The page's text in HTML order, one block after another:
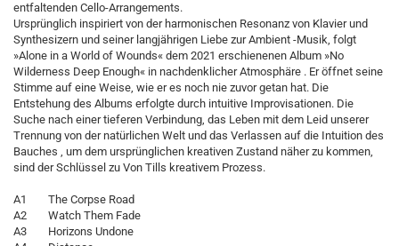
entfaltenden Cello-Arrangements.
Ursprünglich inspiriert von der harmonischen Resonanz von Klavier und
Synthesizern und seiner langjährigen Liebe zur Ambient -Musik, folgt
»Alone in a World of Wounds« dem 2021 erschienenen Album »No
Wilderness Deep Enough« in nachdenklicher Atmosphäre . Er öffnet seine
Stimme auf eine Weise, wie er es noch nie zuvor getan hat. Die
Entstehung des Albums erfolgte durch intuitive Improvisationen. Die
Suche nach einer tieferen Verbindung, das Leben mit dem Leid unserer
Trennung von der natürlichen Welt und das Verlassen auf die Intuition des
Bauches , um dem ursprünglichen kreativen Zustand näher zu kommen,
sind der Schlüssel zu Von Tills kreativem Prozess.
A1 The Corpse Road
A2 Watch Them Fade
A3 Horizons Undone